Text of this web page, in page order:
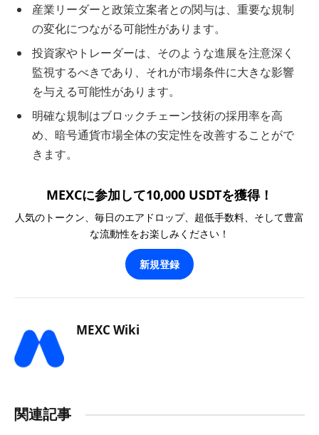
産業リーダーと政策立案者との関与は、重要な規制
の変化につながる可能性があります。
投資家やトレーダーは、そのような進展を注意深く
監視するべきであり、それが市場条件に大きな影響
を与える可能性があります。
明確な規制はブロックチェーン技術の採用率を高
め、暗号通貨市場全体の安定性を改善することがで
きます。
MEXCに参加して10,000 USDTを獲得！
人気のトークン、毎日のエアドロップ、超低手数料、そして豊富
な流動性をお楽しみください！
新規登録
MEXC Wiki
関連記事